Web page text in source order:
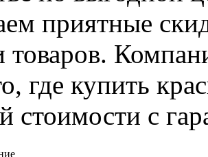
приятные
где купить
стоимости с